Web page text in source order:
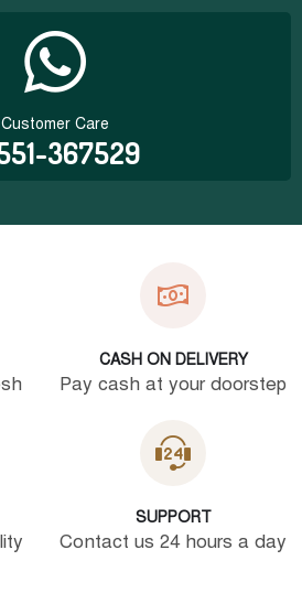
Customer Care
367529
CASH ON DELIVERY
Pay cash at your doorstep
SUPPORT
Contact us 24 hours a day